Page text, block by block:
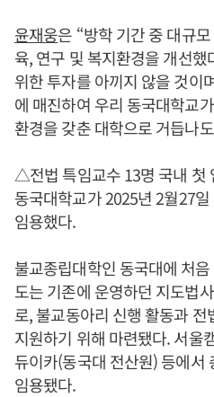
윤재웅은 “방학 기간 중 대규
육, 연구 및 복지환경을 개선
위한 투자를 아끼지 않을 것이
에 매진하여 우리 동국대학교
환경을 갖춘 대학으로 거듭나
△전법 특임교수 13명 국내 첫
동국대학교가 2025년 2월27
임용했다.
불교종립대학인 동국대에 처
도는 기존에 운영하던 지도법
로, 불교동아리 신행 활동과
지원하기 위해 마련됐다. 서울
듀이카(동국대 전산원) 등에서
임용됐다.